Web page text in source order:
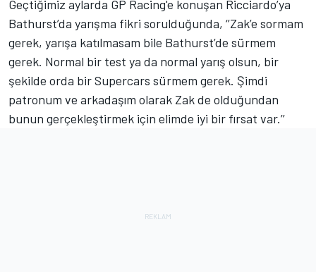
Geçtiğimiz aylarda GP Racing'e konuşan Ricciardo’ya
Bathurst’da yarışma fikri sorulduğunda, ‘’Zak’e sormam
gerek, yarışa katılmasam bile Bathurst’de sürmem
gerek. Normal bir test ya da normal yarış olsun, bir
şekilde orda bir Supercars sürmem gerek. Şimdi
patronum ve arkadaşım olarak Zak de olduğundan
bunun gerçekleştirmek için elimde iyi bir fırsat var.’’